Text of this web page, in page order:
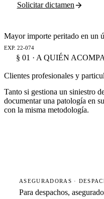
Solicitar dictamen
Mayor importe peritado en un
EXP. 22-074
§ 01 · A QUIÉN
Clientes profesionales y
Tanto si gestiona un siniestro
documentar una patología en
con la misma metodología.
ASEGURADORAS ·
Para despachos,